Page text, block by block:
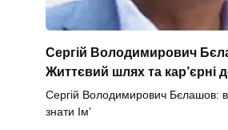
Сергій Володимирович
Життєвий шлях та кар’єрні
Сергій Володимирович Бєлашов:
знати Ім’